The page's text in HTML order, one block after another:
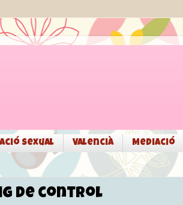
sexual Valencià Mediació
de control